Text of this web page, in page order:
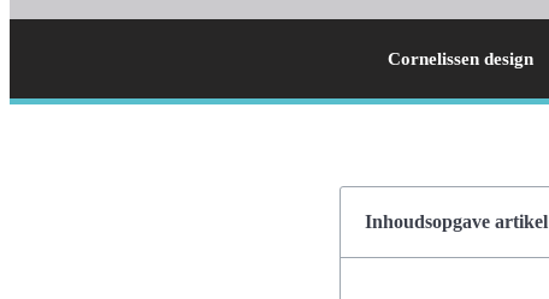
Cornelissen design
Inhoudsopgave artikel